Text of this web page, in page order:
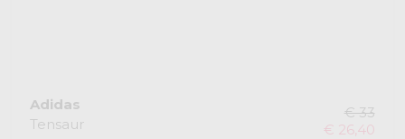
Adidas
Tensaur
€ 33
€ 26,40